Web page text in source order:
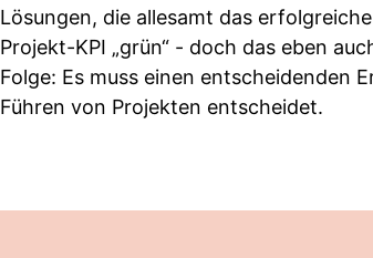
Lösungen, die allesamt das
Projekt-KPI „grün“ - doch das eben
Folge: Es muss einen entscheidenden
Führen von Projekten entscheidet.